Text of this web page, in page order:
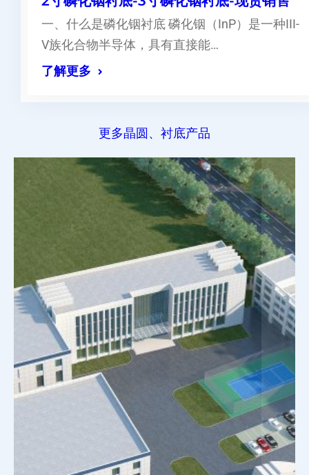
一、什么是磷化铟衬底 磷化铟（InP）是一种III-
V族化合物半导体，具有直接能…
了解更多
更多晶圆、衬底产品